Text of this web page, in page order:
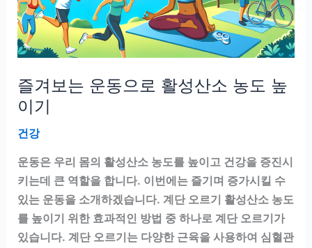
자
기
계
의
비
즐겨보는 운동으로 활성산소 농도 높
이기
건강
운동은 우리 몸의 활성산소 농도를 높이고 건강을 증진시
키는데 큰 역할을 합니다. 이번에는 즐기며 증가시킬 수
있는 운동을 소개하겠습니다. 계단 오르기 활성산소 농도
를 높이기 위한 효과적인 방법 중 하나로 계단 오르기가
있습니다. 계단 오르기는 다양한 근육을 사용하여 심혈관